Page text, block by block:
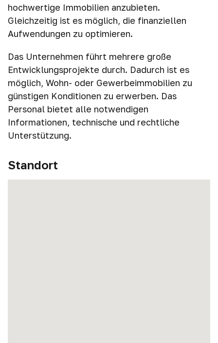
hochwertige Immobilien anzubieten.
Gleichzeitig ist es möglich, die finanziellen
Aufwendungen zu optimieren.
Das Unternehmen führt mehrere große
Entwicklungsprojekte durch. Dadurch ist es
möglich, Wohn- oder Gewerbeimmobilien zu
günstigen Konditionen zu erwerben. Das
Personal bietet alle notwendigen
Informationen, technische und rechtliche
Unterstützung.
Standort